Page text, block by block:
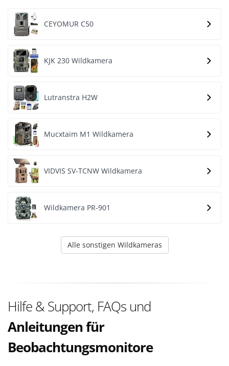
CEYOMUR C50
KJK 230 Wildkamera
Lutranstra H2W
Mucxtaim M1 Wildkamera
VIDVIS SV-TCNW Wildkamera
Wildkamera PR-901
Alle sonstigen Wildkameras
Hilfe & Support, FAQs und
Anleitungen für
Beobachtungsmonitore